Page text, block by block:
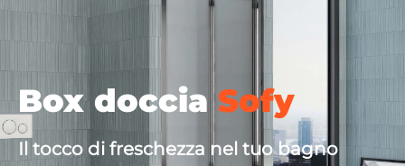
Box doccia Sofy
Il tocco di freschezza nel tuo bagno